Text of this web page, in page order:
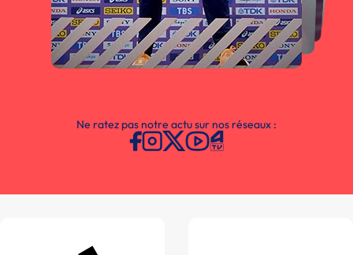
Ne ratez pas notre actu sur nos réseaux :